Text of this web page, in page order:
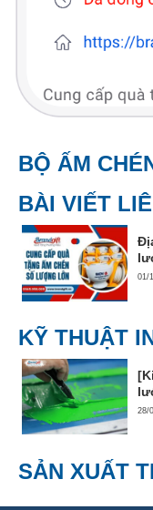
BỘ ẤM
BÀI VIẾT
01/
KỸ THUẬT
28/
SẢN XUẤT